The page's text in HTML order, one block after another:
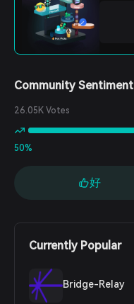
Community Sentiment
26.05K Votes
50%
好
Currently Popular
Bridge-Relay